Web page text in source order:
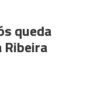
queda
Ribeira